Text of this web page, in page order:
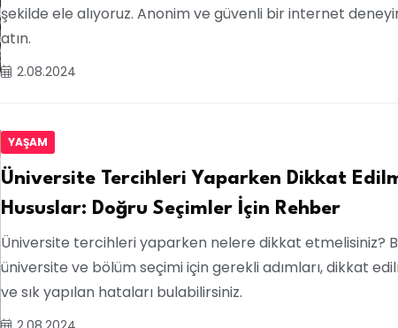
şekilde ele alıyoruz. Anonim ve güvenli bir internet
atın.
2.08.2024
YAŞAM
Üniversite Tercihleri Yaparken Dikkat
Hususlar: Doğru Seçimler İçin Rehber
Üniversite tercihleri yaparken nelere dikkat etmelisiniz?
üniversite ve bölüm seçimi için gerekli adımları, dikkat
ve sık yapılan hataları bulabilirsiniz.